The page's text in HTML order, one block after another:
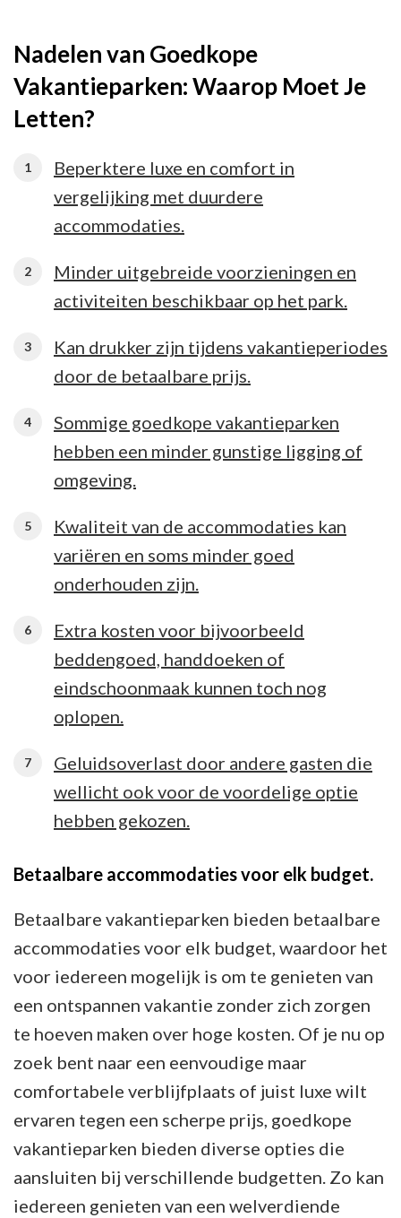
Nadelen van Goedkope
Vakantieparken: Waarop Moet Je
Letten?
Beperktere luxe en comfort in
vergelijking met duurdere
accommodaties.
Minder uitgebreide voorzieningen en
activiteiten beschikbaar op het park.
Kan drukker zijn tijdens vakantieperiodes
door de betaalbare prijs.
Sommige goedkope vakantieparken
hebben een minder gunstige ligging of
omgeving.
Kwaliteit van de accommodaties kan
variëren en soms minder goed
onderhouden zijn.
Extra kosten voor bijvoorbeeld
beddengoed, handdoeken of
eindschoonmaak kunnen toch nog
oplopen.
Geluidsoverlast door andere gasten die
wellicht ook voor de voordelige optie
hebben gekozen.
Betaalbare accommodaties voor elk budget.
Betaalbare vakantieparken bieden betaalbare
accommodaties voor elk budget, waardoor het
voor iedereen mogelijk is om te genieten van
een ontspannen vakantie zonder zich zorgen
te hoeven maken over hoge kosten. Of je nu op
zoek bent naar een eenvoudige maar
comfortabele verblijfplaats of juist luxe wilt
ervaren tegen een scherpe prijs, goedkope
vakantieparken bieden diverse opties die
aansluiten bij verschillende budgetten. Zo kan
iedereen genieten van een welverdiende